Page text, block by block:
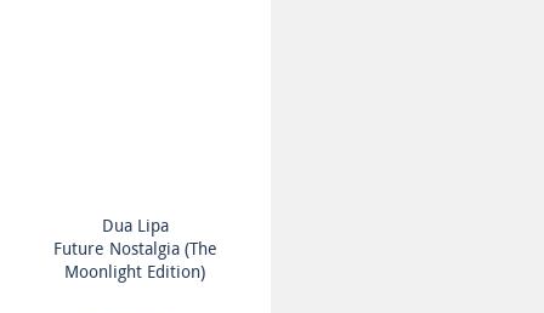
Dua Lipa
Future Nostalgia (The
Moonlight Edition)